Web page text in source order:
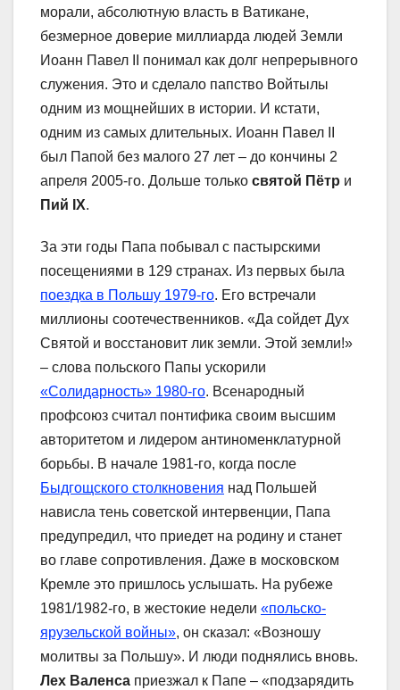
морали, абсолютную власть в Ватикане,
безмерное доверие миллиарда людей Земли
Иоанн Павел II понимал как долг непрерывного
служения. Это и сделало папство Войтылы
одним из мощнейших в истории. И кстати,
одним из самых длительных. Иоанн Павел II
был Папой без малого 27 лет – до кончины 2
апреля 2005-го. Дольше только святой Пётр и
Пий IX.
За эти годы Папа побывал с пастырскими
посещениями в 129 странах. Из первых была
поездка в Польшу 1979-го. Его встречали
миллионы соотечественников. «Да сойдет Дух
Святой и восстановит лик земли. Этой земли!»
– слова польского Папы ускорили
«Солидарность» 1980-го. Всенародный
профсоюз считал понтифика своим высшим
авторитетом и лидером антиноменклатурной
борьбы. В начале 1981-го, когда после
Быдгощского столкновения над Польшей
нависла тень советской интервенции, Папа
предупредил, что приедет на родину и станет
во главе сопротивления. Даже в московском
Кремле это пришлось услышать. На рубеже
1981/1982-го, в жестокие недели «польско-
ярузельской войны», он сказал: «Возношу
молитвы за Польшу». И люди поднялись вновь.
Лех Валенса приезжал к Папе – «подзарядить